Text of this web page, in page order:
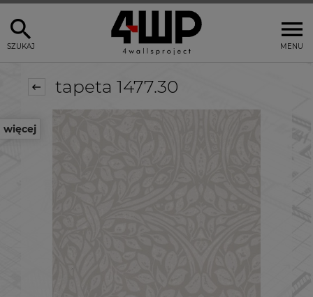
MENU
SZUKAJ
więcej
tapeta 1477.30